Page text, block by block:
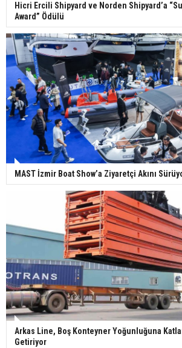
Hicri Ercili Shipyard ve Norden Shipyard’a
Award” Ödülü
MAST İzmir Boat Show’a Ziyaretçi Akını
Arkas Line, Boş Konteyner Yoğunluğuna
Getiriyor